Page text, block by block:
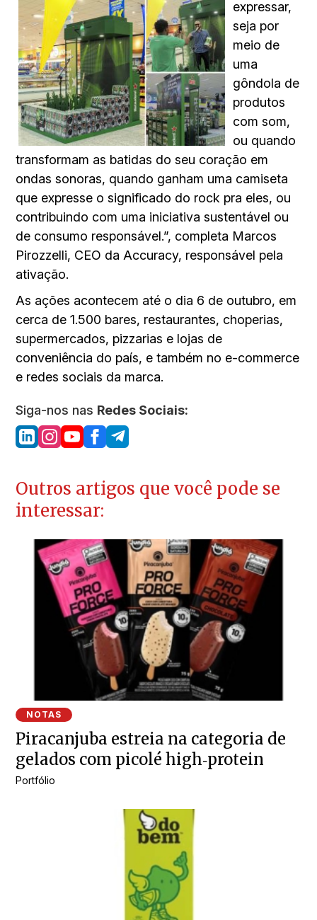
expressar,
seja por
meio de
uma
gôndola de
produtos
com som,
ou quando
transformam as batidas do seu coração em
ondas sonoras, quando ganham uma camiseta
que expresse o significado do rock pra eles, ou
contribuindo com uma iniciativa sustentável ou
de consumo responsável.”, completa Marcos
Pirozzelli, CEO da Accuracy, responsável pela
ativação.
As ações acontecem até o dia 6 de outubro, em
cerca de 1.500 bares, restaurantes, choperias,
supermercados, pizzarias e lojas de
conveniência do país, e também no e-commerce
e redes sociais da marca.
Siga-nos nas Redes Sociais:
Outros artigos que você pode se
interessar:
NOTAS
Piracanjuba estreia na categoria de
gelados com picolé high‑protein
Portfólio